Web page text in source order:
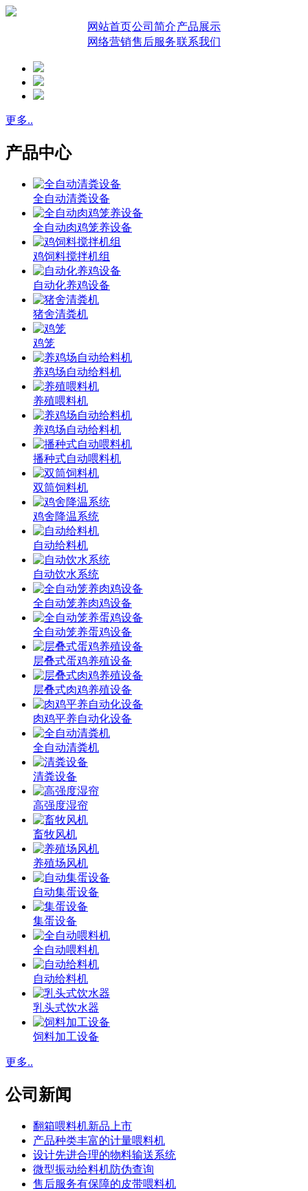
网站首页公司简介产品展示
网络营销售后服务联系我们
更多..
产品中心
全自动清粪设备
全自动肉鸡笼养设备
鸡饲料搅拌机组
自动化养鸡设备
猪舍清粪机
鸡笼
养鸡场自动给料机
养殖喂料机
养鸡场自动给料机
播种式自动喂料机
双筒饲料机
鸡舍降温系统
自动给料机
自动饮水系统
全自动笼养肉鸡设备
全自动笼养蛋鸡设备
层叠式蛋鸡养殖设备
层叠式肉鸡养殖设备
肉鸡平养自动化设备
全自动清粪机
清粪设备
高强度湿帘
畜牧风机
养殖场风机
自动集蛋设备
集蛋设备
全自动喂料机
自动给料机
乳头式饮水器
饲料加工设备
更多..
公司新闻
翻箱喂料机新品上市
产品种类丰富的计量喂料机
设计先进合理的物料输送系统
微型振动给料机防伪查询
售后服务有保障的皮带喂料机